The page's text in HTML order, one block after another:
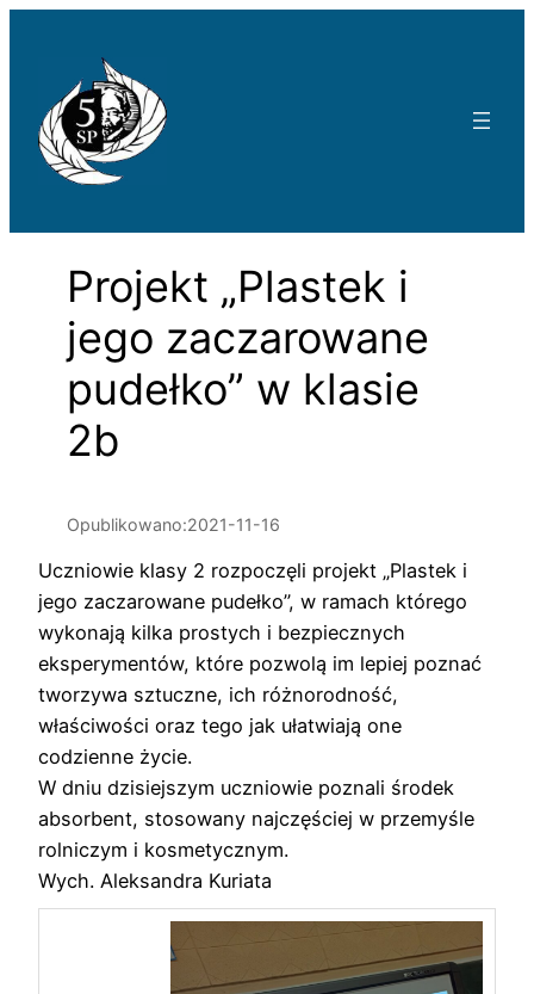
Projekt „Plastek i
jego zaczarowane
pudełko” w klasie
2b
Opublikowano:2021-11-16
Uczniowie klasy 2 rozpoczęli projekt „Plastek i
jego zaczarowane pudełko”, w ramach którego
wykonają kilka prostych i bezpiecznych
eksperymentów, które pozwolą im lepiej poznać
tworzywa sztuczne, ich różnorodność,
właściwości oraz tego jak ułatwiają one
codzienne życie.
W dniu dzisiejszym uczniowie poznali środek
absorbent, stosowany najczęściej w przemyśle
rolniczym i kosmetycznym.
Wych. Aleksandra Kuriata